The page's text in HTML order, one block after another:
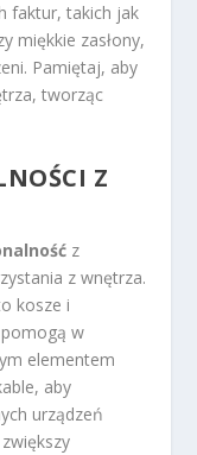
faktur, takich jak
miękkie zasłony,
Pamiętaj, aby
tworząc
Z
z
z wnętrza.
kosze i
w
elementem
aby
urządzeń